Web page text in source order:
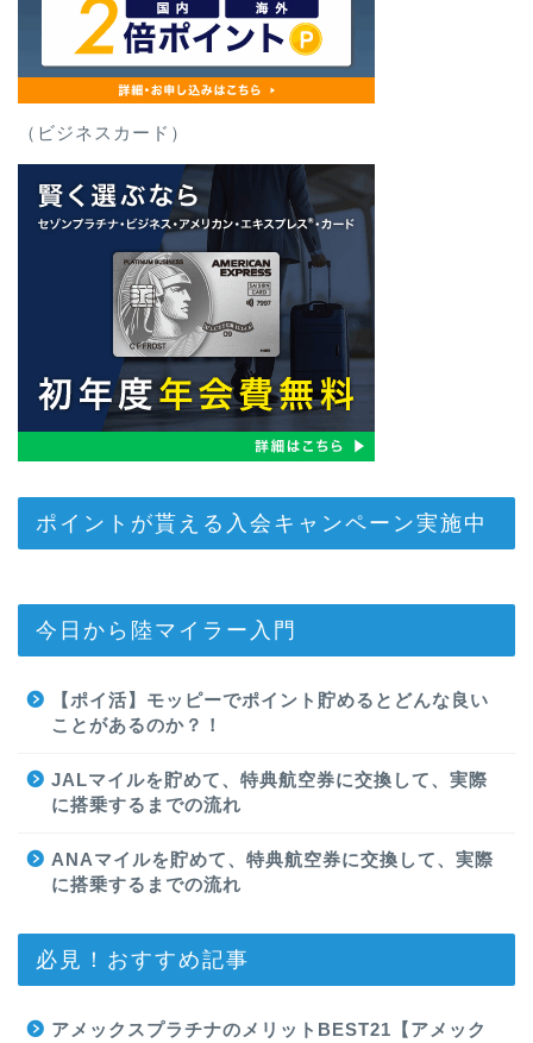
（ビジネスカード）
ポイントが貰える入会キャンペーン実施中
今日から陸マイラー入門
【ポイ活】モッピーでポイント貯めるとどんな良い
ことがあるのか？！
JALマイルを貯めて、特典航空券に交換して、実際
に搭乗するまでの流れ
ANAマイルを貯めて、特典航空券に交換して、実際
に搭乗するまでの流れ
必見！おすすめ記事
アメックスプラチナのメリットBEST21【アメック